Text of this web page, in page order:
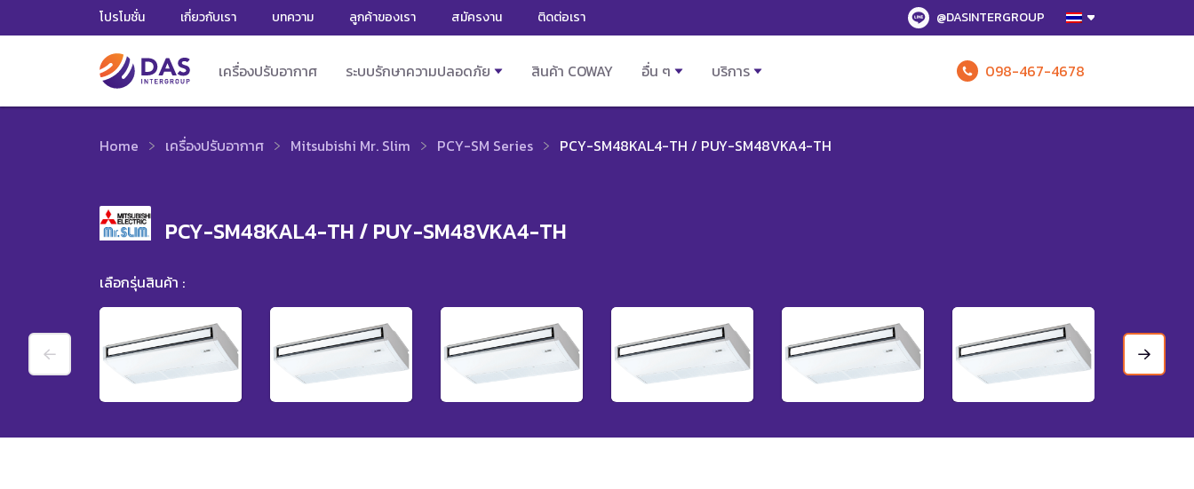
โปรโมชั่น เกี่ยวกับเรา บทความ ลูกค้าของเรา สมัครงาน ติดต่อเรา @DASINTERGROUP
เครื่องปรับอากาศ ระบบรักษาความปลอดภัย สินค้า COWAY อื่น ๆ บริการ 098-467-4678
Home เครื่องปรับอากาศ Mitsubishi Mr. Slim PCY-SM Series PCY-SM48KAL4-TH / PUY-SM48VKA4-TH
PCY-SM48KAL4-TH / PUY-SM48VKA4-TH
เลือกรุ่นสินค้า :